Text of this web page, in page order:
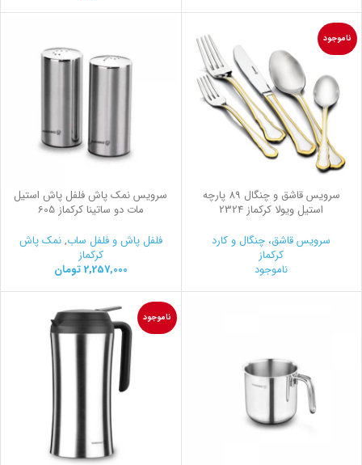
ناموجود
سرویس قاشق و چنگال 89 پارچه
استیل ویولا کرکماز 2324
سرویس قاشق، چنگال و کارد
کرکماز
ناموجود
سرویس نمک پاش فلفل پاش استیل
مات دو ساتینا کرکماز 605
فلفل پاش و فلفل ساب,نمک پاش
کرکماز
2,257,000 تومان
ناموجود